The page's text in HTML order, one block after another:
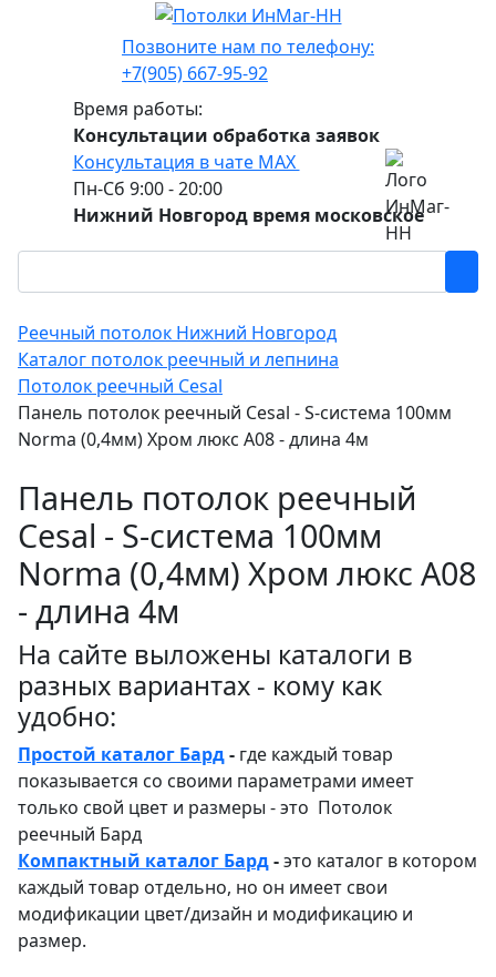
Позвоните нам по телефону:
+7(905) 667-95-92
Время работы:
Консультации обработка заявок
Консультация в чате МАХ
Пн-Сб 9:00 - 20:00
Нижний Новгород время московское
Реечный потолок Нижний Новгород
Каталог потолок реечный и лепнина
Потолок реечный Cesal
Панель потолок реечный Cesal - S-система 100мм
Norma (0,4мм) Хром люкс А08 - длина 4м
Панель потолок реечный
Cesal - S-система 100мм
Norma (0,4мм) Хром люкс А08
- длина 4м
На сайте выложены каталоги в
разных вариантах - кому как
удобно:
Простой каталог Бард- где каждый товар
показывается со своими параметрами имеет
только свой цвет и размеры - это Потолок
реечный Бард
Компактный каталог Бард-это каталог в котором
каждый товар отдельно, но он имеет свои
модификации цвет/дизайн и модификацию и
размер.